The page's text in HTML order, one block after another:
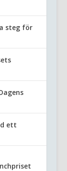
steg för
ett